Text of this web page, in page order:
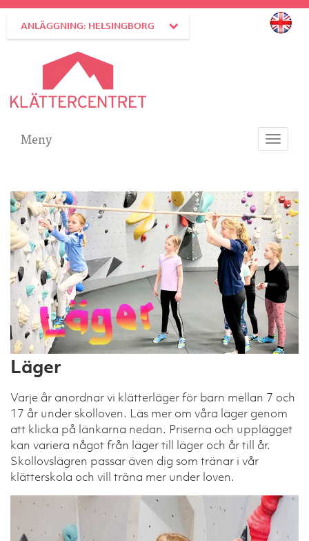
ANLÄGGNING: HELSINGBORG
Toggle
Meny
Läger
Varje år anordnar vi klätterläger för barn mellan 7 och
17 år under skolloven. Läs mer om våra läger genom
att klicka på länkarna nedan. Priserna och upplägget
kan variera något från läger till läger och år till år.
Skollovslägren passar även dig som tränar i vår
klätterskola och vill träna mer under loven.